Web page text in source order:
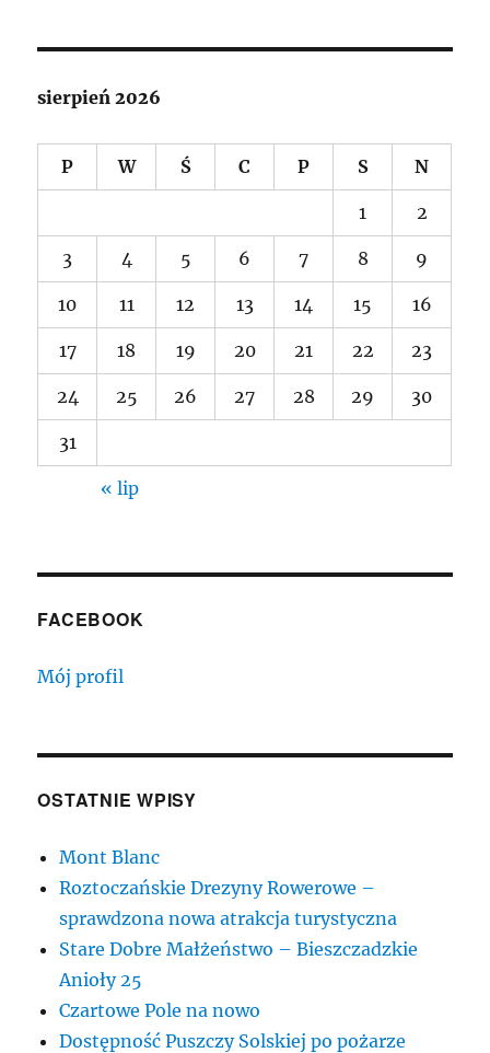
sierpień 2026
P W Ś C P S N
1 2
3 4 5 6 7 8 9
10 11 12 13 14 15 16
17 18 19 20 21 22 23
24 25 26 27 28 29 30
31
« lip
FACEBOOK
Mój profil
OSTATNIE WPISY
Mont Blanc
Roztoczańskie Drezyny Rowerowe –
sprawdzona nowa atrakcja turystyczna
Stare Dobre Małżeństwo – Bieszczadzkie
Anioły 25
Czartowe Pole na nowo
Dostępność Puszczy Solskiej po pożarze